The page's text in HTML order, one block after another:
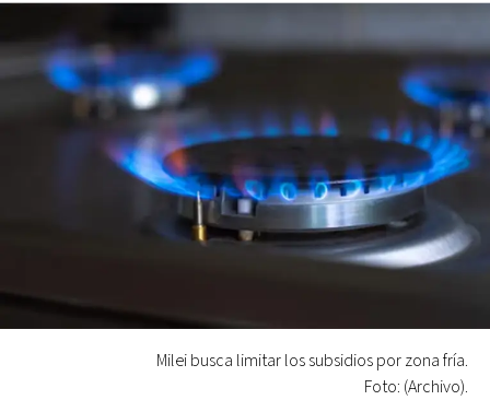
Milei busca limitar los subsidios por zona fría.
Foto: (Archivo).